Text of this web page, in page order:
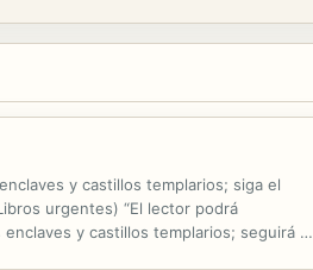
y castillos templarios; siga el
urgentes) “El lector podrá
y castillos templarios; seguirá el